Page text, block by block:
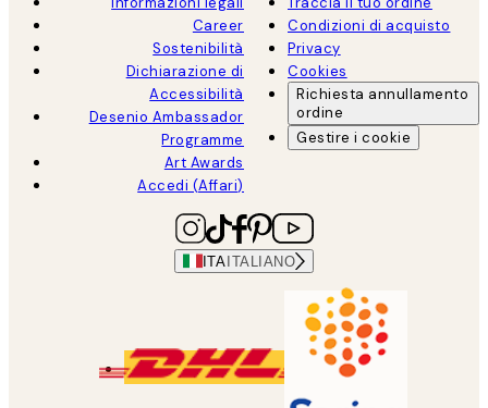
Career
Sostenibilità
Dichiarazione di
Accessibilità
Desenio Ambassador
Programme
Art Awards
Accedi (Affari)
Condizioni di acquisto
Privacy
Cookies
Richiesta annullamento
ordine
Gestire i cookie
ITAITALIANO